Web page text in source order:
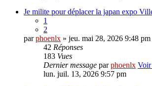
Je milite pour déplacer la japan expo
1
2
parphoenlx » jeu. mai 28, 2026 9:48 pm
42 Réponses
183 Vues
Dernier message parphoenlx Voir
lun. juil. 13, 2026 9:57 pm